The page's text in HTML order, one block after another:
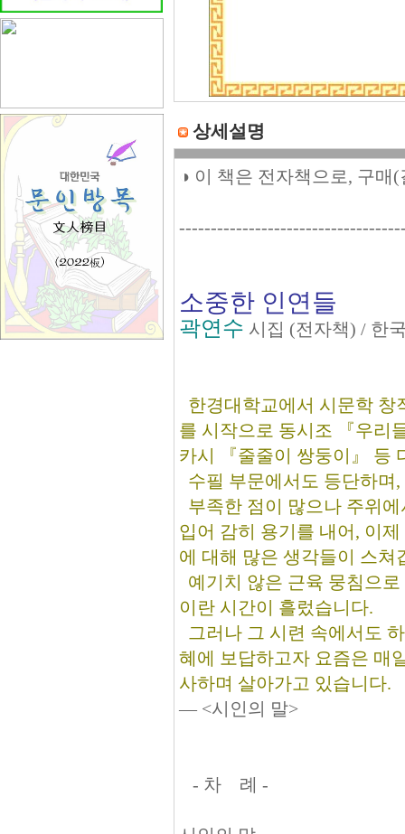
상세설명
◑ 이 책은 전자책으로, 구매
소중한 인연들
곽연수 시집 (전자책) / 한
한경대학교에서 시문학 창
를 시작으로 동시조 『우리
카시 『줄줄이 쌍둥이』 등
수필 부문에서도 등단하며
부족한 점이 많으나 주위
입어 감히 용기를 내어, 이
에 대해 많은 생각들이 스쳐
예기치 않은 근육 뭉침으
이란 시간이 흘렀습니다.
그러나 그 시련 속에서도
혜에 보답하고자 요즘은 매
사하며 살아가고 있습니다.
― <시인의 말>
- 차 례 -